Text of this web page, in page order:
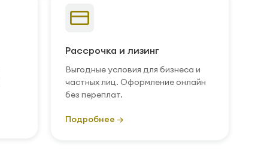
Рассрочка и лизинг
Выгодные условия для бизнеса и
частных лиц. Оформление онлайн
без переплат.
Подробнее →